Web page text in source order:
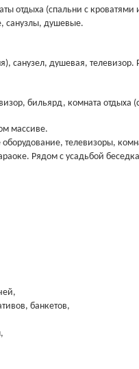
отдыха (спальни с
санузлы, душевые.
санузел, душевая,
бильярд, комната отдыха
массиве.
оборудование, телевизоры,
Рядом с усадьбой
банкетов,